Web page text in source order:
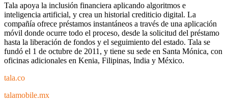
Tala apoya la inclusión financiera aplicando algoritmos e
inteligencia artificial, y crea un historial crediticio digital. La
compañía ofrece préstamos instantáneos a través de una aplicación
móvil donde ocurre todo el proceso, desde la solicitud del préstamo
hasta la liberación de fondos y el seguimiento del estado. Tala se
fundó el 1 de octubre de 2011, y tiene su sede en Santa Mónica, con
oficinas adicionales en Kenia, Filipinas, India y México.
tala.co
talamobile.mx